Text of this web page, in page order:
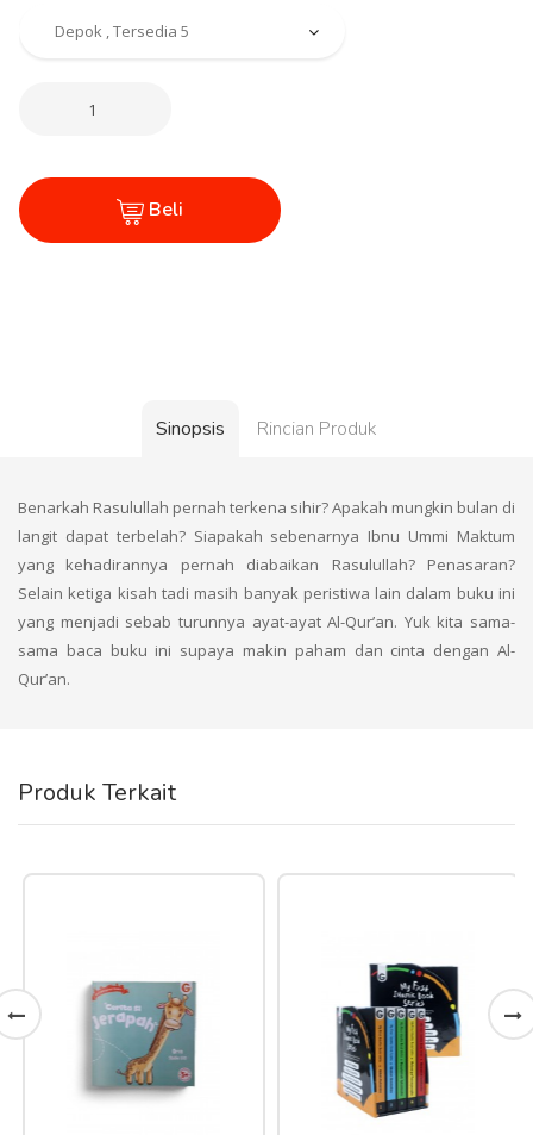
Beli
Sinopsis Rincian Produk
Benarkah Rasulullah pernah terkena sihir? Apakah mungkin bulan di
langit dapat terbelah? Siapakah sebenarnya Ibnu Ummi Maktum
yang kehadirannya pernah diabaikan Rasulullah? Penasaran?
Selain ketiga kisah tadi masih banyak peristiwa lain dalam buku ini
yang menjadi sebab turunnya ayat-ayat Al-Qur’an. Yuk kita sama-
sama baca buku ini supaya makin paham dan cinta dengan Al-
Qur’an.
Produk Terkait